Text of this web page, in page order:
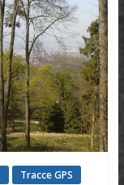
Tracce GPS